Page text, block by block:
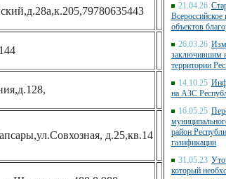
д.25,кв.14
21.04.26
объектов
26.03.26
заключившим
территории
14.10.25
на АЗС
16.05.25
район
газификации
31.05.23
который